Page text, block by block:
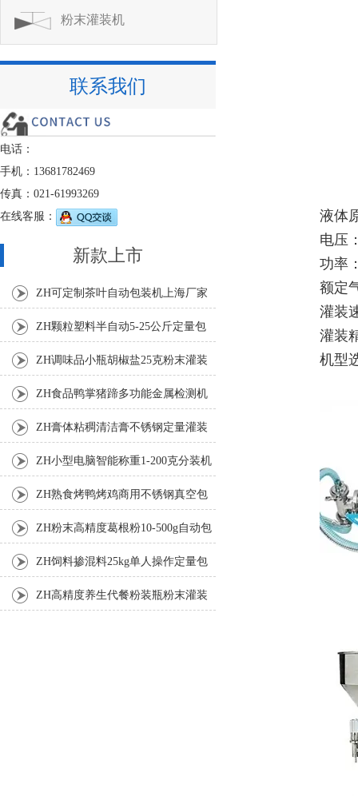
液体
电压
功率
额定
灌装
灌装
机型
粉末灌装机
联系我们
电话：
手机：13681782469
传真：021-61993269
在线客服：
新款上市
ZH可定制茶叶自动包装机上海厂家
ZH颗粒塑料半自动5-25公斤定量包
装机 ZH调味品小瓶胡椒盐25克粉末灌装
ZH食品鸭掌猪蹄多功能金属检测机
ZH膏体粘稠清洁膏不锈钢定量灌装
机厂家 ZH小型电脑智能称重1-200克分装机
ZH熟食烤鸭烤鸡商用不锈钢真空包
装机 ZH粉末高精度葛根粉10-500g自动包
装机 ZH饲料掺混料25kg单人操作定量包
装机 ZH高精度养生代餐粉装瓶粉末灌装